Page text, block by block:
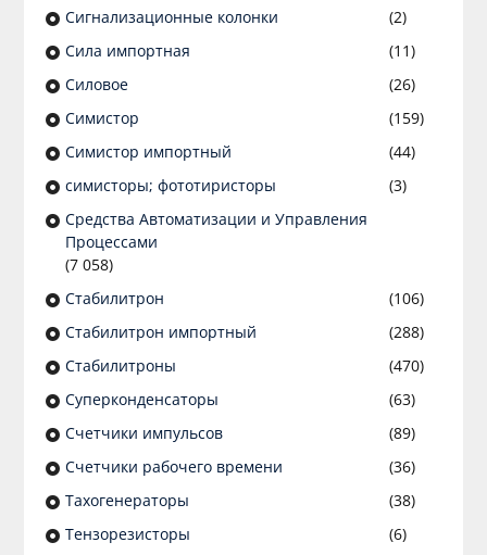
Сигнализационные колонки
(2)
Сила импортная
(11)
Силовое
(26)
Симистор
(159)
Симистор импортный
(44)
симисторы; фототиристоры
(3)
Средства Автоматизации и Управления
Процессами
(7 058)
Стабилитрон
(106)
Стабилитрон импортный
(288)
Стабилитроны
(470)
Суперконденсаторы
(63)
Счетчики импульсов
(89)
Счетчики рабочего времени
(36)
Тахогенераторы
(38)
Тензорезисторы
(6)